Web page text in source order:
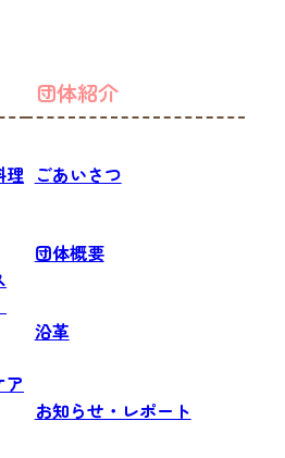
理
ア
団体紹介
ごあいさつ
団体概要
沿革
お知らせ・レポート